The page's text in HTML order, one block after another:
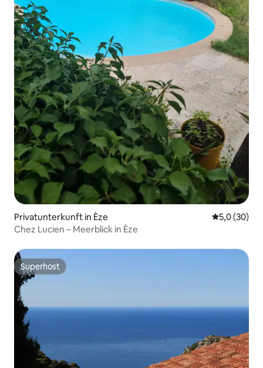
Privatunterkunft in Èze
5,0 (30)
Chez Lucien – Meerblick in Èze
Superhost
Superhost